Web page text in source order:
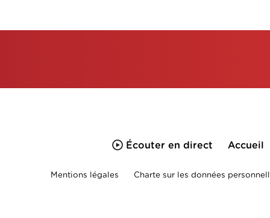
Écouter en direct Accueil
Mentions légales Charte sur les données